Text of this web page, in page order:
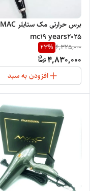
برس حرارتی مک ستایلر MAC
mc19 years2025
6,325,000
23%
4,830,000
افزودن به سبد